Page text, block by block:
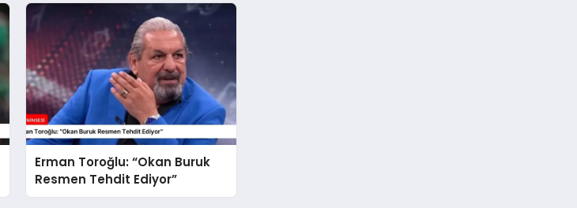
Erman Toroğlu: “Okan Buruk
Resmen Tehdit Ediyor”